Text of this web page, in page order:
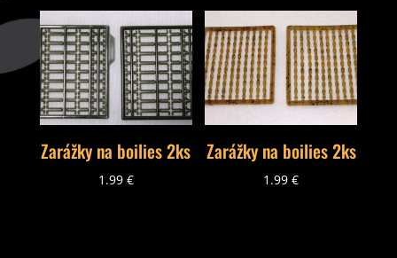
Zarážky na boilies 2ks
1.99 €
Zarážky na boilies 2ks
1.99€